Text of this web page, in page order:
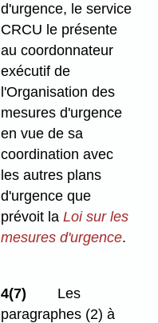
d'urgence, le service
CRCU le présente
au coordonnateur
exécutif de
l'Organisation des
mesures d'urgence
en vue de sa
coordination avec
les autres plans
d'urgence que
prévoit laLoi sur les
mesures d'urgence.
4(7)
Les
paragraphes (2) à